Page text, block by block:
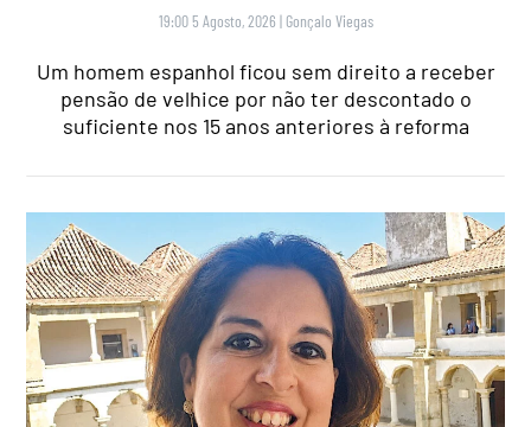
19:00 5 Agosto, 2026 | Gonçalo Viegas
Um homem espanhol ficou sem direito a receber
pensão de velhice por não ter descontado o
suficiente nos 15 anos anteriores à reforma